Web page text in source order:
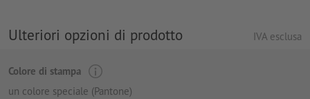
Ulteriori opzioni di prodotto IVA esclusa
Colore di stampa
un colore speciale (Pantone)